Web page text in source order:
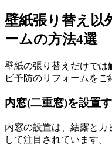
壁紙張り替え以
ームの方法4選
壁紙の張り替えだけでは
ビ予防のリフォームをご
内窓(二重窓)を設置
内窓の設置は、結露とカ
して注目されています。